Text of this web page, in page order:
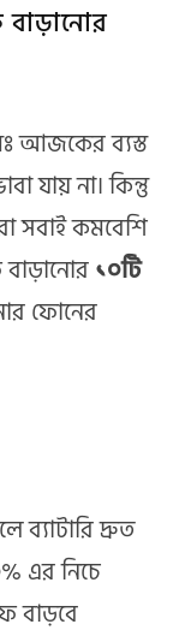
আজকের ব্যস্ত
যায় না। কিন্তু
সবাই কমবেশি
বাড়ানোর১০টি
ফোনের
ব্যাটারি দ্রুত
এর নিচে
বাড়বে